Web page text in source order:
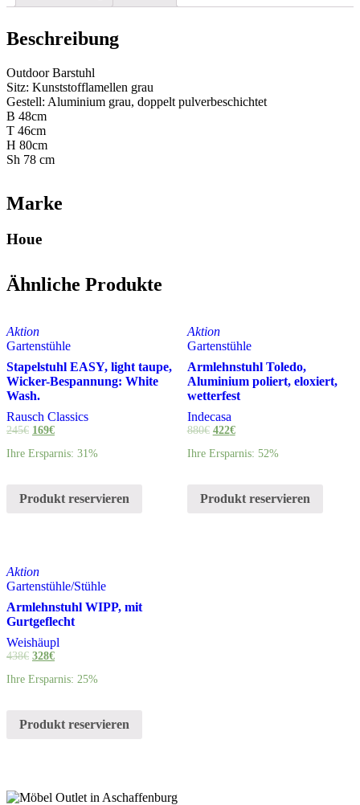
Beschreibung
Outdoor Barstuhl
Sitz: Kunststofflamellen grau
Gestell: Aluminium grau, doppelt pulverbeschichtet
B 48cm
T 46cm
H 80cm
Sh 78 cm
Marke
Houe
Ähnliche Produkte
Aktion
Gartenstühle
Stapelstuhl EASY, light taupe,
Wicker-Bespannung: White
Wash.
Rausch Classics
245€ 169€
Ihre Ersparnis: 31%
Produkt reservieren
Aktion
Gartenstühle
Armlehnstuhl Toledo,
Aluminium poliert, eloxiert,
wetterfest
Indecasa
880€ 422€
Ihre Ersparnis: 52%
Produkt reservieren
Aktion
Gartenstühle/Stühle
Armlehnstuhl WIPP, mit
Gurtgeflecht
Weishäupl
438€ 328€
Ihre Ersparnis: 25%
Produkt reservieren